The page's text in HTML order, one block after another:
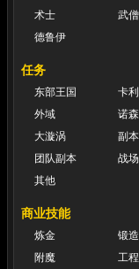
术士
武僧
德鲁伊
任务
东部王国
卡
外域
诺
大漩涡
副本
团队副本
战场
其他
商业技能
炼金
锻造
附魔
工程